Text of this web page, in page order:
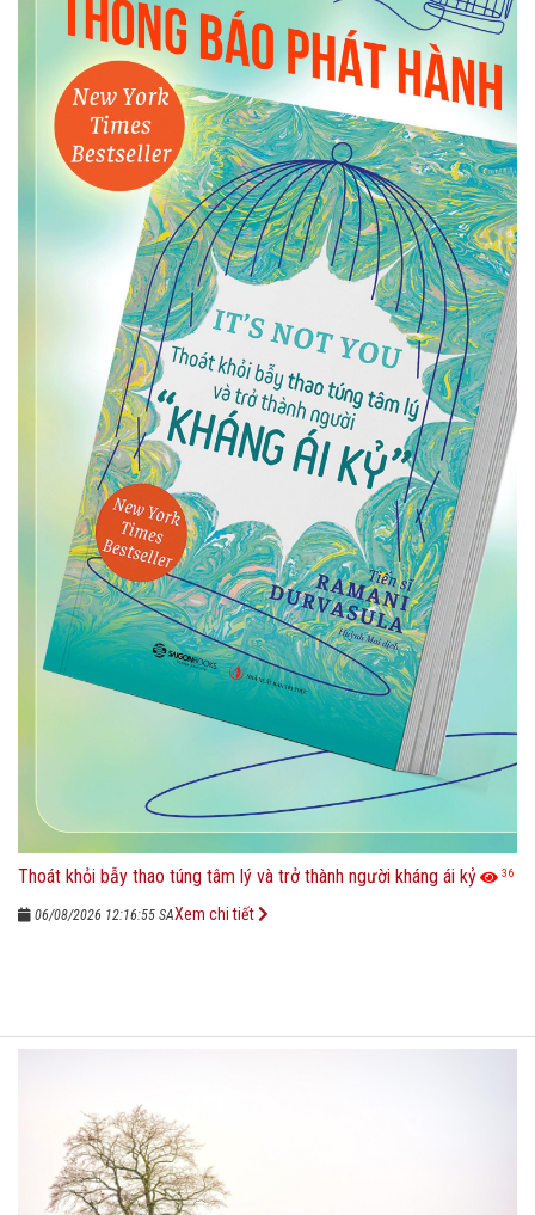
Thoát khỏi bẫy thao túng tâm lý và trở thành người kháng ái kỷ 36
06/08/2026 12:16:55 SAXem chi tiết